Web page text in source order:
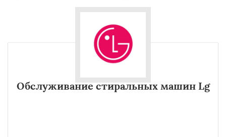
Обслуживание стиральных машин Lg